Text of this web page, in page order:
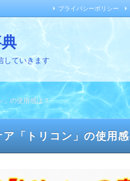
プライバシーポリシー
していきます
」の使用感は？
「トリコン」の使用感